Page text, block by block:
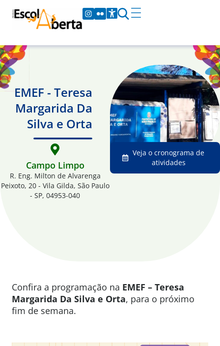
EMEF - Teresa
Margarida Da
Silva e Orta
Campo Limpo
R. Eng. Milton de Alvarenga
Peixoto, 20 - Vila Gilda, São Paulo
- SP, 04953-040
Veja o cronograma de
atividades
Confira a programação na EMEF – Teresa
Margarida Da Silva e Orta, para o próximo
fim de semana.